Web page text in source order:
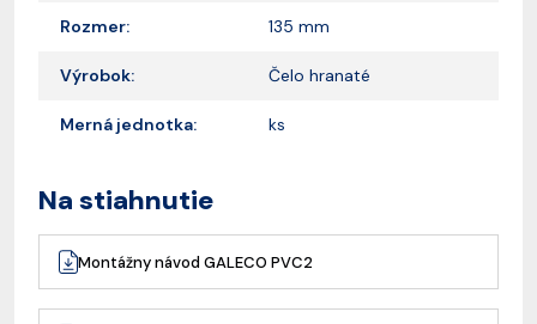
Rozmer: 135 mm
Výrobok: Čelo hranaté
Merná jednotka: ks
Na stiahnutie
Montážny návod GALECO PVC2